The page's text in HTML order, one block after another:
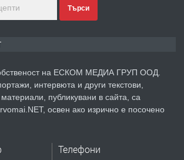
преди 1 година
Продавам апартамент - гр.
Търси
на ЕСКОМ МЕДИА ГРУП ООД.
интервюта и други текстови,
публикувани в сайта, са
освен ако изрично е посочено
Телефони